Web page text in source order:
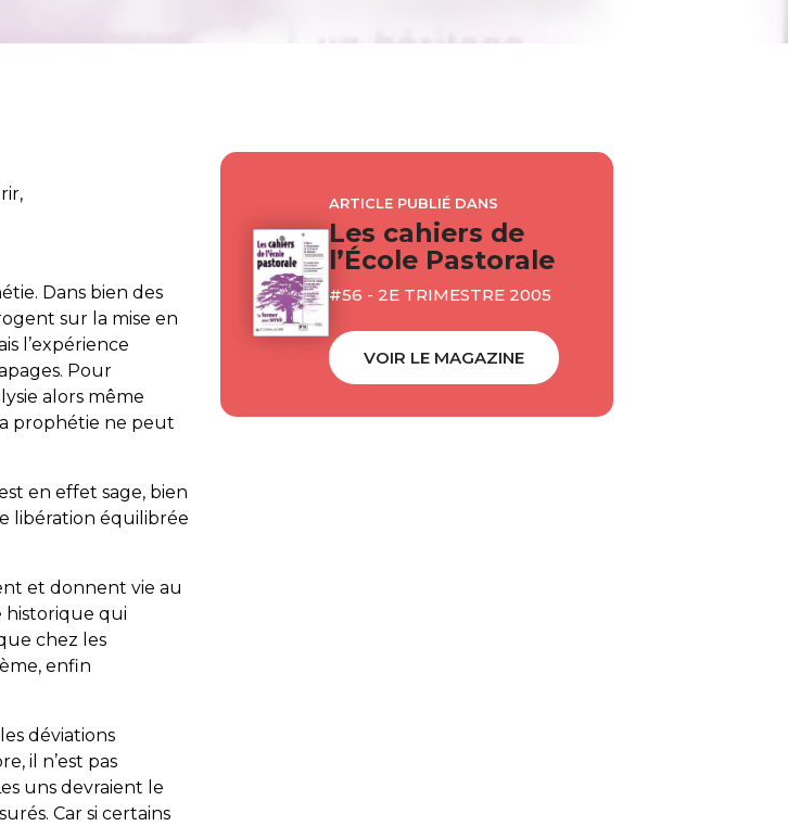
Dans bien des
sur la mise en
l’expérience
Pour
alors même
prophétie ne peut
en effet sage, bien
libération équilibrée
et donnent vie au
historique qui
chez les
enfin
déviations
il n’est pas
uns devraient le
Car si certains
ARTICLE PUBLIÉ DANS
Les cahiers de
l’École Pastorale
#56 - 2E TRIMESTRE 2005
VOIR LE MAGAZINE